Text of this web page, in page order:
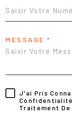
MESSAGE *
J'ai Pris
Traitement De